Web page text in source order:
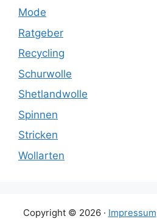
Mode
Ratgeber
Recycling
Schurwolle
Shetlandwolle
Spinnen
Stricken
Wollarten
Copyright © 2026 · Impressum